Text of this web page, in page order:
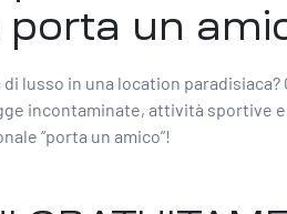
porta un
di lusso in una location
incontaminate, attività sportive
“porta un amico”!